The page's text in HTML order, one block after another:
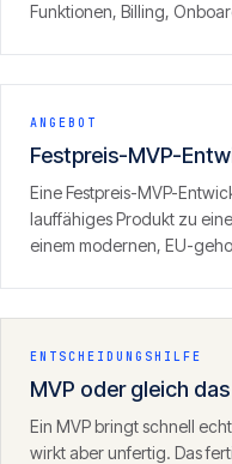
Funktionen, Billing,
Umsatz erzeugen kann.
ANGEBOT
Festpreis-MVP-
Eine Festpreis-MVP-
lauffähiges Produkt zu
einem modernen, EU-
ENTSCHEIDUNGSHILFE
MVP oder gleich
Ein MVP bringt schnell
wirkt aber unfertig. Das